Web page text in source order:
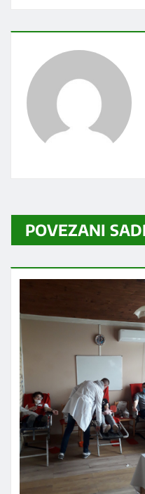
POVEZANI